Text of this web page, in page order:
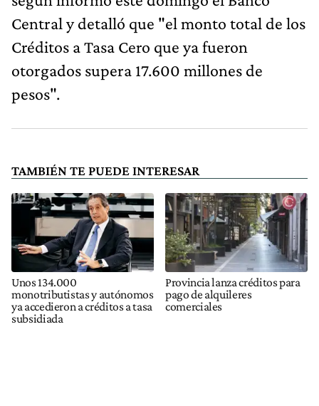
Central y detalló que "el monto total de los
Créditos a Tasa Cero que ya fueron
otorgados supera 17.600 millones de
pesos".
TAMBIÉN TE PUEDE INTERESAR
Unos 134.000
monotributistas y autónomos
ya accedieron a créditos a tasa
subsidiada
Provincia lanza créditos para
pago de alquileres
comerciales